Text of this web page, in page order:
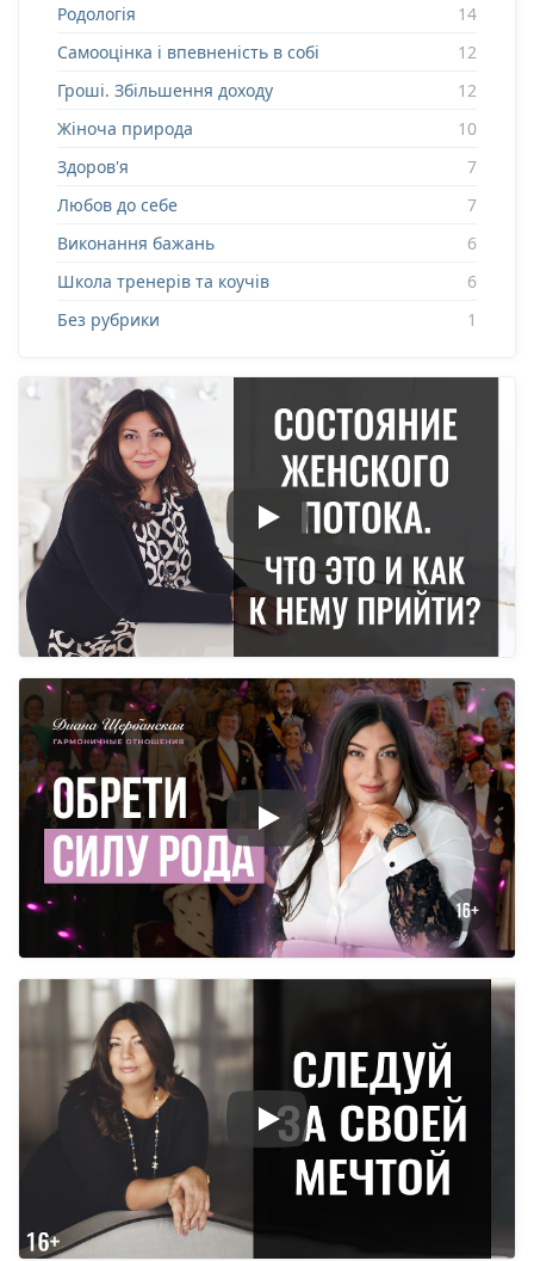
Родологія
14
Самооцінка і впевненість в собі
12
Гроші. Збільшення доходу
12
Жіноча природа
10
Здоров'я
7
Любов до себе
7
Виконання бажань
6
Школа тренерів та коучів
6
Без рубрики
1